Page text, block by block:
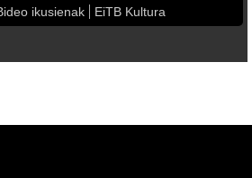
ikusienak EiTB Kultura